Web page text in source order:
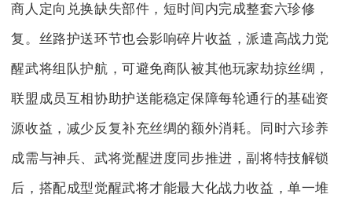
商人定向兑换缺失部件，短时间内完成整套六珍修
复。丝路护送环节也会影响碎片收益，派遣高战力觉
醒武将组队护航，可避免商队被其他玩家劫掠丝绸，
联盟成员互相协助护送能稳定保障每轮通行的基础资
源收益，减少反复补充丝绸的额外消耗。同时六珍养
成需与神兵、武将觉醒进度同步推进，副将特技解锁
后，搭配成型觉醒武将才能最大化战力收益，单一堆